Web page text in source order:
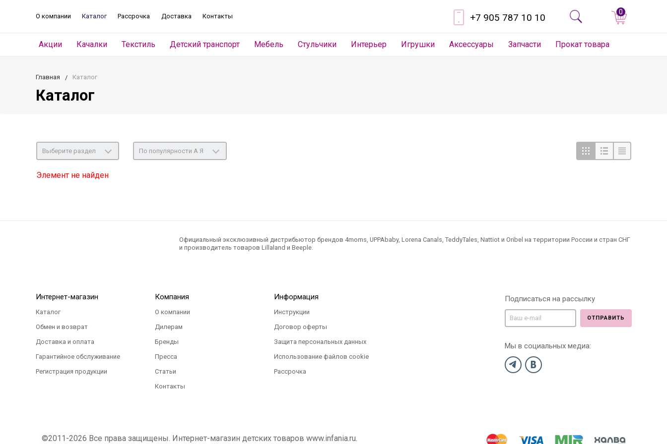
О компании Каталог Рассрочка Доставка Контакты +7 905 787 10 10 0
Акции Качалки Текстиль Детский транспорт Мебель Стульчики Интерьер Игрушки Аксессуары Запчасти Прокат товара
Главная Каталог
Каталог
Выберите раздел По популярности А Я
Элемент не найден
Официальный эксклюзивный дистрибьютор брендов 4moms, UPPAbaby, Lorena Canals, TeddyTales, Nattiot и Oribel на территории России и стран СНГ
и производитель товаров Lillaland и Beeple.
Интернет-магазин
Каталог
Обмен и возврат
Доставка и оплата
Гарантийное обслуживание
Регистрация продукции
Компания
О компании
Дилерам
Бренды
Пресса
Статьи
Контакты
Информация
Инструкции
Договор оферты
Защита персональных данных
Использование файлов cookie
Рассрочка
Подписаться на рассылку
ОТПРАВИТЬ
Мы в социальных медиа:
©2011-2026 Все права защищены. Интернет-магазин детских товаров www.infania.ru.